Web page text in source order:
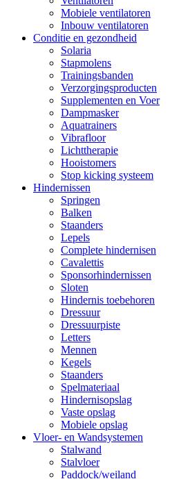
Mobiele ventilatoren
Inbouw ventilatoren
Conditie en gezondheid
Solaria
Stapmolens
Trainingsbanden
Verzorgingsproducten
Supplementen en Voer
Dampmasker
Aquatrainers
Vibrafloor
Lichttherapie
Hooistomers
Stop kicking systeem
Hindernissen
Springen
Balken
Staanders
Lepels
Complete hindernisen
Cavalettis
Sponsorhindernissen
Sloten
Hindernis toebehoren
Dressuur
Dressuurpiste
Letters
Mennen
Kegels
Staanders
Spelmateriaal
Hindernisopslag
Vaste opslag
Mobiele opslag
Vloer- en Wandsystemen
Stalwand
Stalvloer
Paddock/weiland